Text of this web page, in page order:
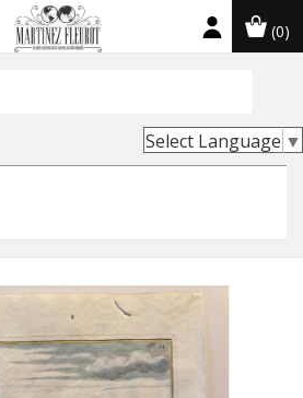
(0)
Select Language ▼